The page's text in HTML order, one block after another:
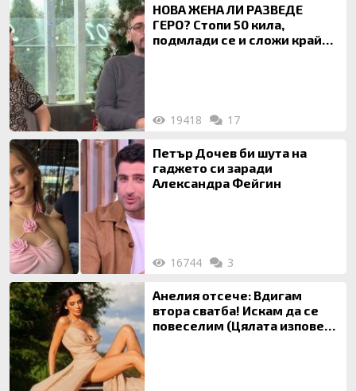
НОВА ЖЕНА ЛИ РАЗВЕДЕ
ГЕРО? Стопи 50 кила,
подмлади се и сложи край
19418 17
Петър Дочев би шута на
гаджето си заради
Александра Фейгин
16744 3
Анелия отсече: Вдигам
втора сватба! Искам да се
повеселим (Цялата изповед